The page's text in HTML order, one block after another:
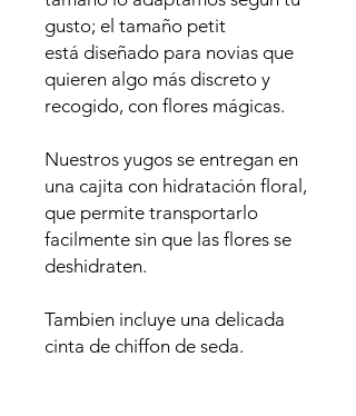
gusto; el tamaño petit
está diseñado para novias que
quieren algo más discreto y
recogido, con flores mágicas.
Nuestros yugos se entregan en
una cajita con hidratación floral,
que permite transportarlo
facilmente sin que las flores se
deshidraten.
Tambien incluye una delicada
cinta de chiffon de seda.